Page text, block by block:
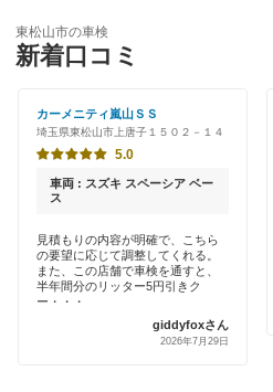
入間市
大里郡
桶川市
春日部市
加須市
川口市
川越市
特典あり
早割りあり
クレジットカードOK
代車あり
「車検の速太郎」
アップル車検
オートバックス
中部自動車販売（チューブ＆BCN）
車検館
出光リテール車検
東松山市の車検
新着口コミ
カーメニティ嵐山ＳＳ
埼玉県東松山市上唐子１５０２－１４
5.0
車両 : スズキ スペーシア ベー
ス
見積もりの内容が明確で、こちら
の要望に応じて調整してくれる。
また、この店舗で車検を通すと、
半年間分のリッター5円引きク
ー・・・
giddyfoxさん
2026年7月29日